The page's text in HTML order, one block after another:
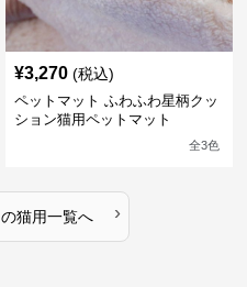
¥3,270 (税込)
ペットマット ふわふわ星柄クッ
ション猫用ペットマット
全3色
の猫用一覧へ ›